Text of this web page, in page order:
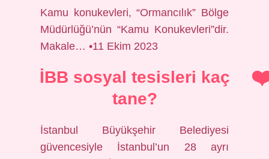
Kamu konukevleri, “Ormancılık” Bölge
Müdürlüğü’nün “Kamu Konukevleri”dir.
Makale… •11 Ekim 2023
İBB sosyal tesisleri kaç
tane?
İstanbul Büyükşehir Belediyesi
güvencesiyle İstanbul’un 28 ayrı